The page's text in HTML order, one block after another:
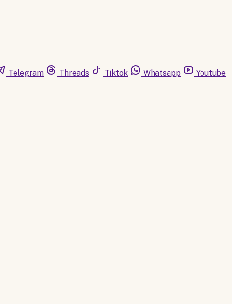
Telegram Threads Tiktok Whatsapp Youtube